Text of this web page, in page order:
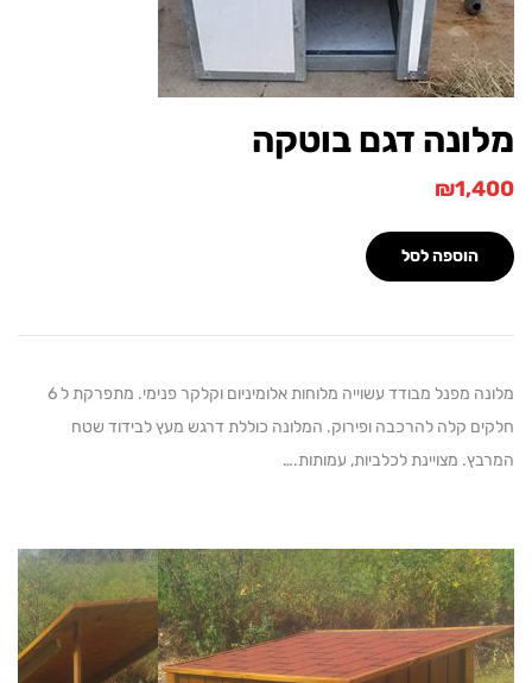
דגם בוטקה
₪
הוספה לסל
מלונה מפנל מבודד עשוייה מלוחות אלומיניום וקלקר פנימי. מתפרקת ל 6
קלה להרכבה ופירוק. המלונה כוללת דרגש מעץ לבידוד שטח
מצויינת לכלביות, עמותות.…